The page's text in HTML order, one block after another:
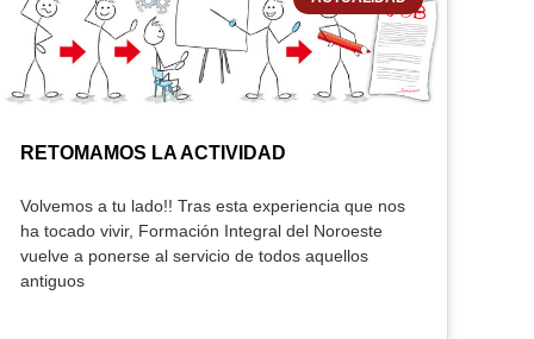
RETOMAMOS LA ACTIVIDAD
Volvemos a tu lado!! Tras esta experiencia que nos
ha tocado vivir, Formación Integral del Noroeste
vuelve a ponerse al servicio de todos aquellos
antiguos